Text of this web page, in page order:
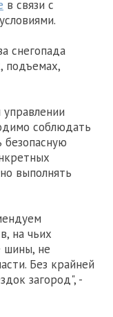
в связи с
снегопада
подъемах,
соблюдать
безопасную
выполнять
на чьих
шины, не
Без крайней
загород", -